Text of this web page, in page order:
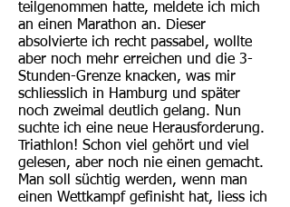
teilgenommen hatte, meldete ich mich
an einen Marathon an. Dieser
absolvierte ich recht passabel, wollte
aber noch mehr erreichen und die 3-
Stunden-Grenze knacken, was mir
schliesslich in Hamburg und später
noch zweimal deutlich gelang. Nun
suchte ich eine neue Herausforderung.
Triathlon! Schon viel gehört und viel
gelesen, aber noch nie einen gemacht.
Man soll süchtig werden, wenn man
einen Wettkampf gefinisht hat, liess ich